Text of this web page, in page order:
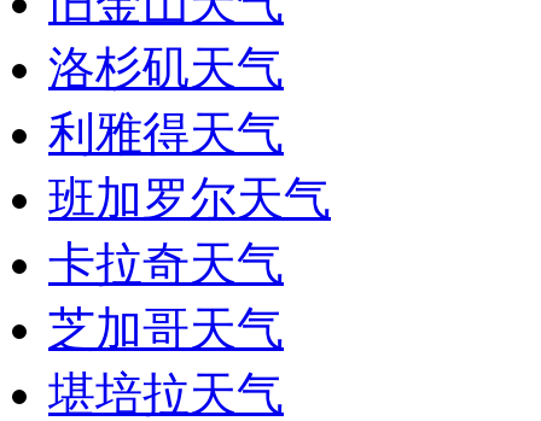
洛杉矶天气
利雅得天气
班加罗尔天气
卡拉奇天气
芝加哥天气
堪培拉天气